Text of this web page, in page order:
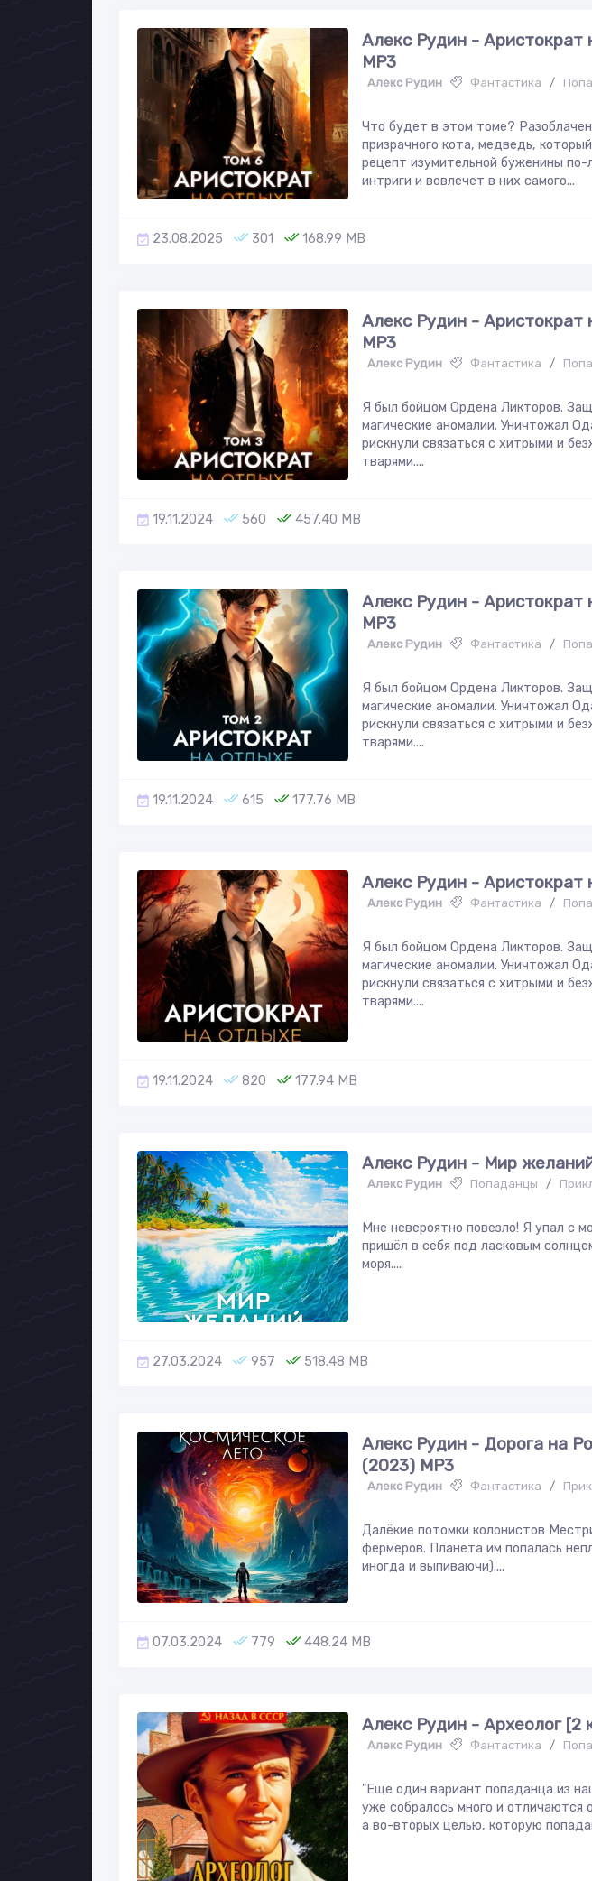
Алекс Рудин -
МР3
Алекс Рудин Фантастика /
Что будет в этом томе?
призрачного кота, медведь,
рецепт изумительной буженины по-
интриги и вовлечет в них самого...
23.08.2025 301 168.99 MB
Алекс Рудин -
МР3
Алекс Рудин Фантастика /
Я был бойцом Ордена Ликторов.
магические аномалии. Уничтожал
рискнули связаться с хитрыми и
тварями....
19.11.2024 560 457.40 MB
Алекс Рудин -
МР3
Алекс Рудин Фантастика /
Я был бойцом Ордена Ликторов.
магические аномалии. Уничтожал
рискнули связаться с хитрыми и
тварями....
19.11.2024 615 177.76 MB
Алекс Рудин -
Алекс Рудин Фантастика /
Я был бойцом Ордена Ликторов.
магические аномалии. Уничтожал
рискнули связаться с хитрыми и
тварями....
19.11.2024 820 177.94 MB
Алекс Рудин - Мир
Алекс Рудин Попаданцы /
Мне невероятно повезло! Я упал с
пришёл в себя под ласковым
моря....
27.03.2024 957 518.48 MB
Алекс Рудин - Дорога на
(2023) MP3
Алекс Рудин Фантастика /
Далёкие потомки колонистов
фермеров. Планета им попалась
иногда и выпиваючи)....
07.03.2024 779 448.24 MB
Алекс Рудин - Археолог [2
Алекс Рудин Фантастика /
"Еще один вариант попаданца из
уже собралось много и отличаются
а во-вторых целью, которую